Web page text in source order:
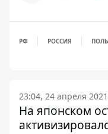
РФ РОССИЯ
23:04, 24 апреля 2021
На японском